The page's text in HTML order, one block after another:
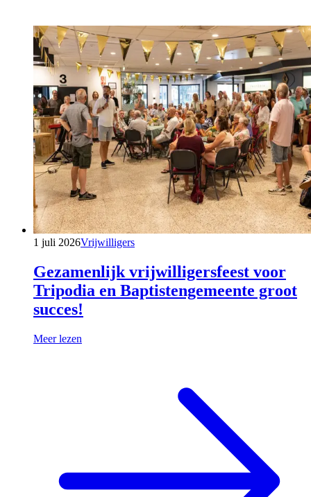
1 juli 2026Vrijwilligers
Gezamenlijk vrijwilligersfeest voor
Tripodia en Baptistengemeente groot
succes!
Meer lezen